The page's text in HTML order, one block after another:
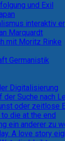
und Exil
interaktiv
Marquardt
mit Moritz Rinke
Germanistik
Digitalisierung
der Suche nach
oder zeitlose
die at the end
ein anderer zu
A love story